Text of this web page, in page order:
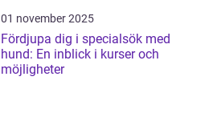
01 november 2025
Fördjupa dig i specialsök med
hund: En inblick i kurser och
möjligheter